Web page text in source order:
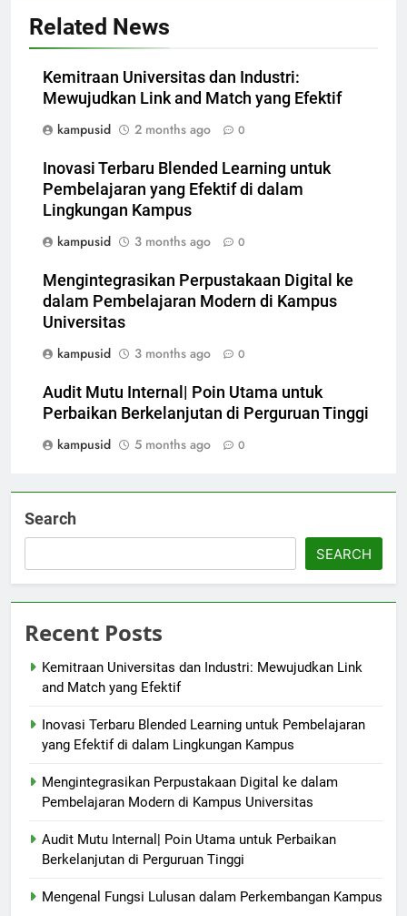
Related News
Kemitraan Universitas dan Industri:
Mewujudkan Link and Match yang Efektif
kampusid
2 months ago 0
Inovasi Terbaru Blended Learning untuk
Pembelajaran yang Efektif di dalam
Lingkungan Kampus
kampusid
3 months ago 0
Mengintegrasikan Perpustakaan Digital ke
dalam Pembelajaran Modern di Kampus
Universitas
kampusid
3 months ago 0
Audit Mutu Internal| Poin Utama untuk
Perbaikan Berkelanjutan di Perguruan Tinggi
kampusid
5 months ago 0
Search
SEARCH
Recent Posts
Kemitraan Universitas dan Industri: Mewujudkan Link
and Match yang Efektif
Inovasi Terbaru Blended Learning untuk Pembelajaran
yang Efektif di dalam Lingkungan Kampus
Mengintegrasikan Perpustakaan Digital ke dalam
Pembelajaran Modern di Kampus Universitas
Audit Mutu Internal| Poin Utama untuk Perbaikan
Berkelanjutan di Perguruan Tinggi
Mengenal Fungsi Lulusan dalam Perkembangan Kampus